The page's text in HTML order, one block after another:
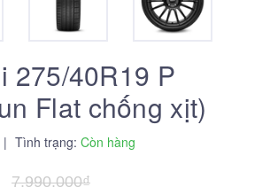
275/40R19 P
Flat chống xịt)
| Tình trạng: Còn hàng
7.990.000₫